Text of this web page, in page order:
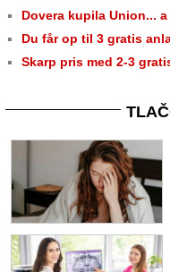
Dovera kupila Union...
Du får op til 3 gratis
Skarp pris med 2-3